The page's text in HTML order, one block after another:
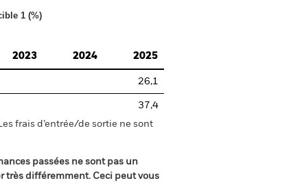
1 (%)
2023 2024 2025
26,1
37,4
frais d’entrée/de sortie ne sont
passées ne sont pas un
très différemment. Ceci peut vous